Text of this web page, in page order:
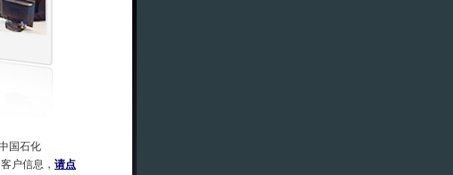
国石化
户信息， 请点